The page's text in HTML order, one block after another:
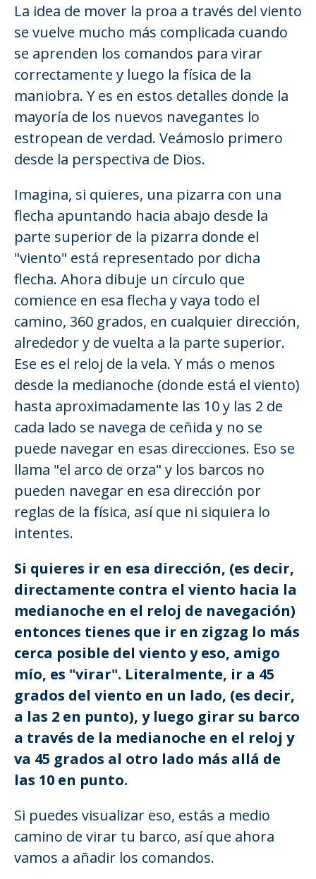
La idea de mover la proa a través del viento
se vuelve mucho más complicada cuando
se aprenden los comandos para virar
correctamente y luego la física de la
maniobra. Y es en estos detalles donde la
mayoría de los nuevos navegantes lo
estropean de verdad. Veámoslo primero
desde la perspectiva de Dios.
Imagina, si quieres, una pizarra con una
flecha apuntando hacia abajo desde la
parte superior de la pizarra donde el
"viento" está representado por dicha
flecha. Ahora dibuje un círculo que
comience en esa flecha y vaya todo el
camino, 360 grados, en cualquier dirección,
alrededor y de vuelta a la parte superior.
Ese es el reloj de la vela. Y más o menos
desde la medianoche (donde está el viento)
hasta aproximadamente las 10 y las 2 de
cada lado se navega de ceñida y no se
puede navegar en esas direcciones. Eso se
llama "el arco de orza" y los barcos no
pueden navegar en esa dirección por
reglas de la física, así que ni siquiera lo
intentes.
Si quieres ir en esa dirección, (es decir,
directamente contra el viento hacia la
medianoche en el reloj de navegación)
entonces tienes que ir en zigzag lo más
cerca posible del viento y eso, amigo
mío, es "virar". Literalmente, ir a 45
grados del viento en un lado, (es decir,
a las 2 en punto), y luego girar su barco
a través de la medianoche en el reloj y
va 45 grados al otro lado más allá de
las 10 en punto.
Si puedes visualizar eso, estás a medio
camino de virar tu barco, así que ahora
vamos a añadir los comandos.